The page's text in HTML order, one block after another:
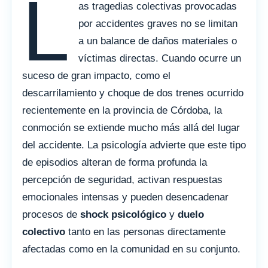
L
as tragedias colectivas provocadas
por accidentes graves no se limitan
a un balance de daños materiales o
víctimas directas. Cuando ocurre un
suceso de gran impacto, como el
descarrilamiento y choque de dos trenes ocurrido
recientemente en la provincia de Córdoba, la
conmoción se extiende mucho más allá del lugar
del accidente. La psicología advierte que este tipo
de episodios alteran de forma profunda la
percepción de seguridad, activan respuestas
emocionales intensas y pueden desencadenar
procesos de shock psicológico y duelo
colectivo tanto en las personas directamente
afectadas como en la comunidad en su conjunto.